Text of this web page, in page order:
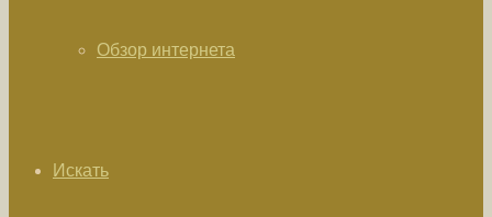
Обзор интернета
Искать